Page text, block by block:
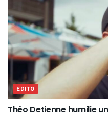
EDITO
Théo Detienne humilie